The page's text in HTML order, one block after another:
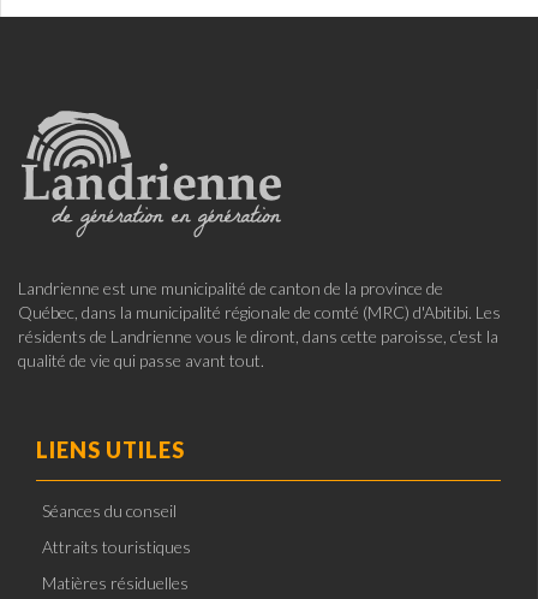
Landrienne est une municipalité de canton de la province de
Québec, dans la municipalité régionale de comté (MRC) d'Abitibi. Les
résidents de Landrienne vous le diront, dans cette paroisse, c'est la
qualité de vie qui passe avant tout.
LIENS UTILES
Séances du conseil
Attraits touristiques
Matières résiduelles